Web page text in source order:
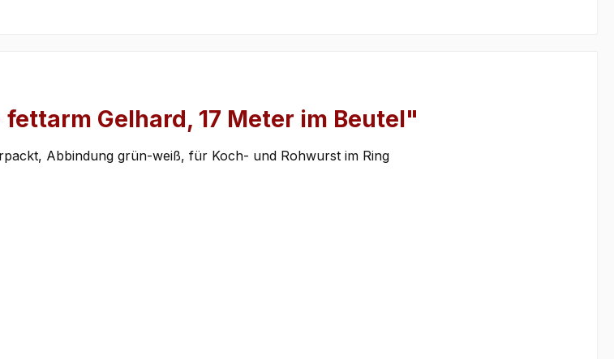
Gelhard, 17 Meter im Beutel"
Abbindung grün-weiß, für Koch- und Rohwurst im Ring